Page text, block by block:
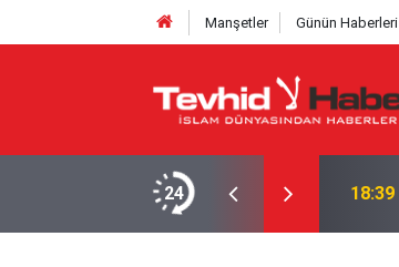
Manşetler Günün Haberleri
24
yeni bir marka ismi buldu! 18:29